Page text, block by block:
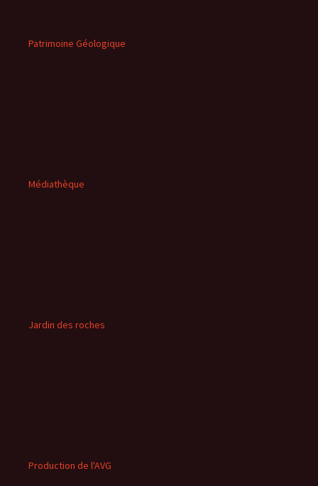
Patrimoine Géologique
Médiathèque
Jardin des roches
Production de l'AVG